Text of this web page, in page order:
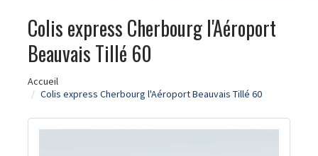
Colis express Cherbourg l'Aéroport
Beauvais Tillé 60
Accueil
Colis express Cherbourg l'Aéroport Beauvais Tillé 60